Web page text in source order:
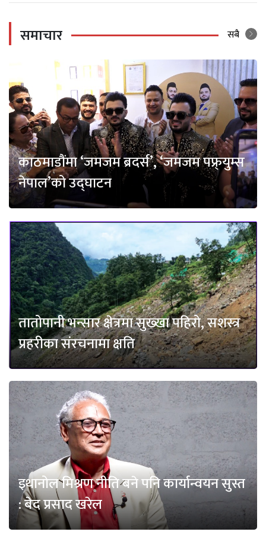
समाचार सबै
काठमाडौंमा ‘जमजम ब्रदर्स’, ‘जमजम पफ्र्युम्स
नेपाल’को उद्घाटन
तातोपानी भन्सार क्षेत्रमा सुख्खा पहिरो, सशस्त्र
प्रहरीका संरचनामा क्षति
इथानोल मिश्रण नीति बने पनि कार्यान्वयन सुस्त
: बेद प्रसाद खरेल